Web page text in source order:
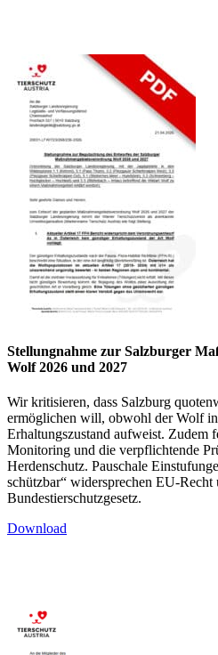
Stellungnahme zur Salzburger
Wolf 2026 und 2027
Wir kritisieren, dass Salzburg
ermöglichen will, obwohl der Wolf
Erhaltungszustand aufweist. Zudem
Monitoring und die verpflichtende
Herdenschutz. Pauschale
schützbar“ widersprechen EU-Recht
Bundestierschutzgesetz.
Download